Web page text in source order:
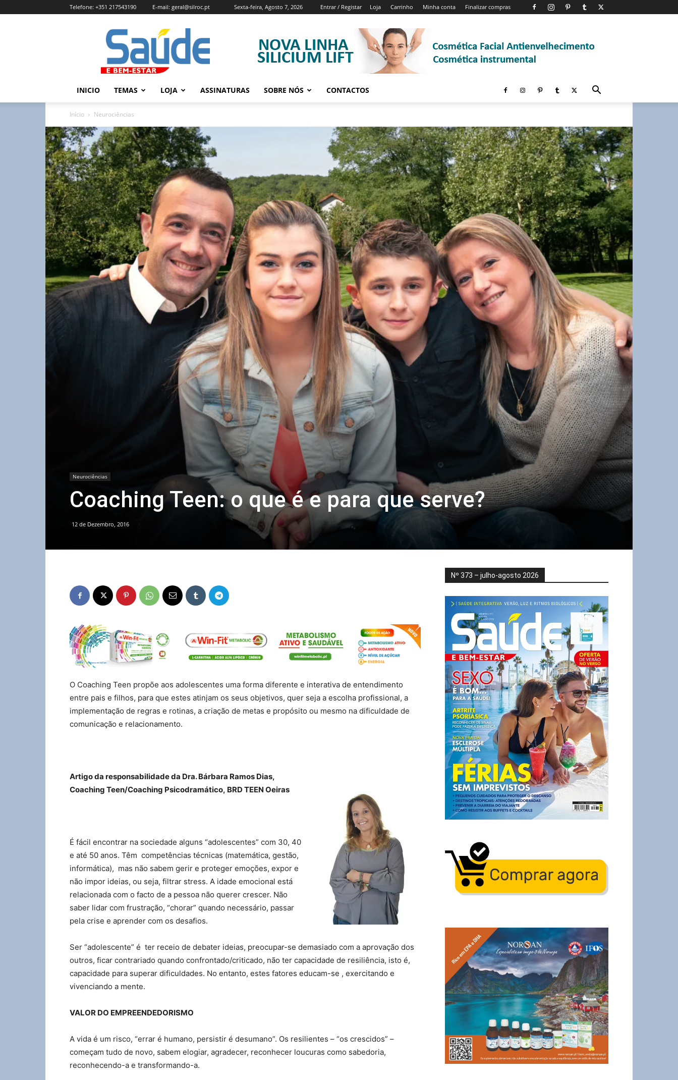
Sexta-feira, Agosto 7, 2026 Entrar / Registar Loja Carrinho Minha conta Finalizar compras
Telefone: +351 217543190 E-mail: geral@silroc.pt
Revista
Saúde
e
Bem
Estar
Edição
INICIO TEMAS LOJA ASSINATURAS SOBRE NÓS CONTACTOS
Início Neurociências
Neurociências
Coaching Teen: o que é e para que serve?
12 de Dezembro, 2016
O Coaching Teen propõe aos adolescentes uma forma diferente e interativa de entendimento
entre pais e filhos, para que estes atinjam os seus objetivos, quer seja a escolha profissional, a
implementação de regras e rotinas, a criação de metas e propósito ou mesmo na dificuldade de
comunicação e relacionamento.
Artigo da responsabilidade da Dra. Bárbara Ramos Dias,
Coaching Teen/Coaching Psicodramático, BRD TEEN Oeiras
É fácil encontrar na sociedade alguns “adolescentes” com 30, 40
e até 50 anos. Têm competências técnicas (matemática, gestão,
informática), mas não sabem gerir e proteger emoções, expor e
não impor ideias, ou seja, filtrar stress. A idade emocional está
relacionada com o facto de a pessoa não querer crescer. Não
saber lidar com frustração, “chorar” quando necessário, passar
pela crise e aprender com os desafios.
Ser “adolescente” é ter receio de debater ideias, preocupar-se demasiado com a aprovação dos
outros, ficar contrariado quando confrontado/criticado, não ter capacidade de resiliência, isto é,
capacidade para superar dificuldades. No entanto, estes fatores educam-se , exercitando e
vivenciando a mente.
VALOR DO EMPREENDEDORISMO
A vida é um risco, “errar é humano, persistir é desumano”. Os resilientes – “os crescidos” –
começam tudo de novo, sabem elogiar, agradecer, reconhecer loucuras como sabedoria,
reconhecendo-a e transformando-a.
Nº 373 – julho-agosto 2026